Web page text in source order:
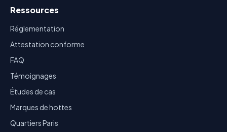
Ressources
Réglementation
Attestation conforme
FAQ
Témoignages
Études de cas
Marques de hottes
Quartiers Paris